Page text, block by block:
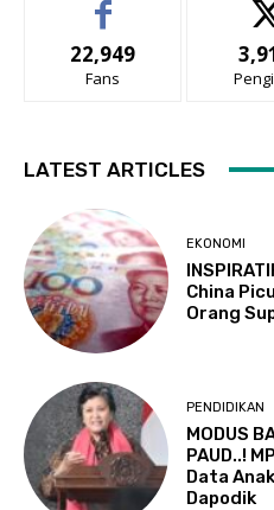
22,949
Fans
LATEST ARTICLES
EKONOMI
China
Orang
PENDIDIKAN
MODUS
PAUD..!
Data
Dapodik